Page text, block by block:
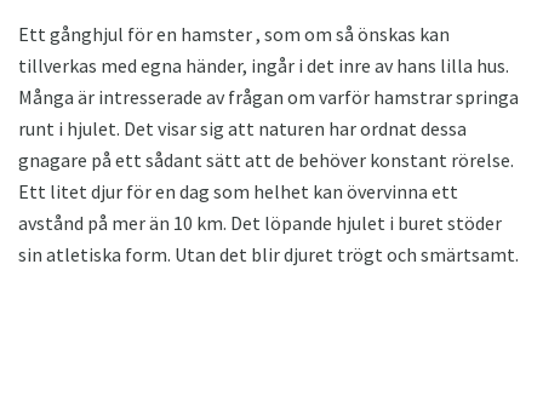
Ett gånghjul för en hamster , som om så önskas kan
tillverkas med egna händer, ingår i det inre av hans lilla hus.
Många är intresserade av frågan om varför hamstrar springa
runt i hjulet. Det visar sig att naturen har ordnat dessa
gnagare på ett sådant sätt att de behöver konstant rörelse.
Ett litet djur för en dag som helhet kan övervinna ett
avstånd på mer än 10 km. Det löpande hjulet i buret stöder
sin atletiska form. Utan det blir djuret trögt och smärtsamt.